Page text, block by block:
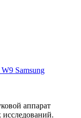
Samsung
аппарат
исследований.